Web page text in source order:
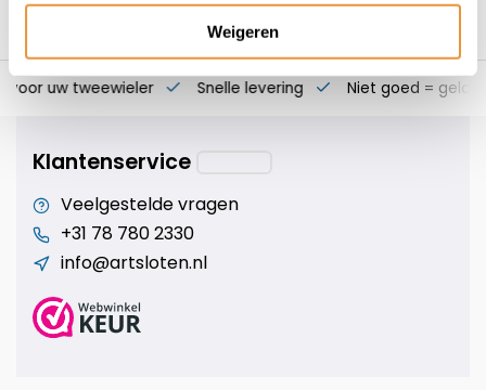
Weigeren
voor uw tweewieler Snelle levering Niet goed = geld
Klantenservice
Veelgestelde vragen
+31 78 780 2330
info@artsloten.nl